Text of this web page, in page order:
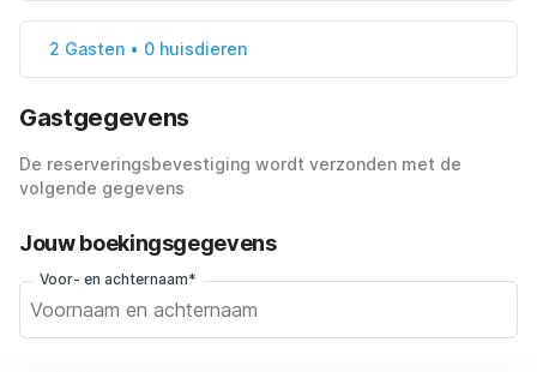
2 Gasten • 0 huisdieren
Gastgegevens
De reserveringsbevestiging wordt verzonden met de
volgende gegevens
Jouw boekingsgegevens
Voor- en achternaam*